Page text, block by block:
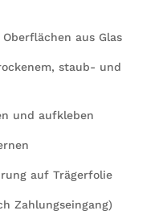
aus Glas
staub- und
und aufkleben
auf Trägerfolie
Zahlungseingang)